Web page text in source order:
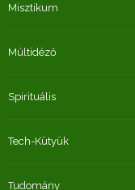
Misztikum
Múltidéző
Spirituális
Tech-Kütyük
Tudomány